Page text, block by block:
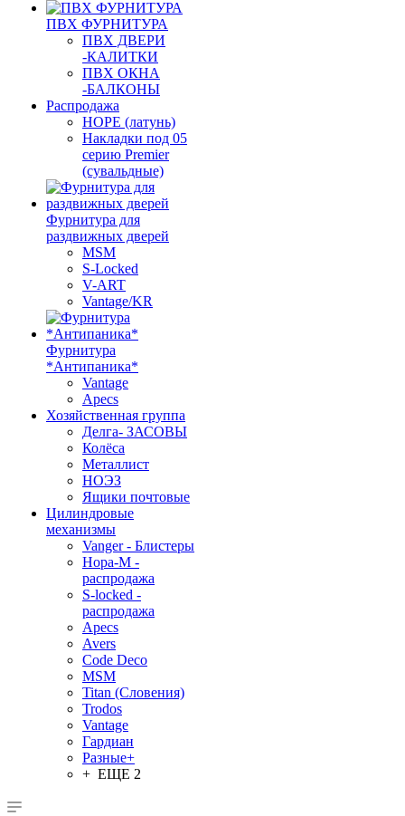
ПВХ ФУРНИТУРА
ПВХ ДВЕРИ
-КАЛИТКИ
ПВХ ОКНА
-БАЛКОНЫ
Распродажа
HOPE (латунь)
Накладки под 05
серию Premier
(сувальдные)
Фурнитура для
раздвижных дверей
MSM
S-Locked
V-ART
Vantage/KR
Фурнитура
*Антипаника*
Vantage
Apecs
Хозяйственная группа
Делга- ЗАСОВЫ
Колёса
Металлист
НОЭЗ
Ящики почтовые
Цилиндровые
механизмы
Vanger - Блистеры
Нора-М -
распродажа
S-locked -
распродажа
Apecs
Avers
Code Deco
MSM
Titan (Словения)
Trodos
Vantage
Гардиан
Разные+
+ ЕЩЕ 2